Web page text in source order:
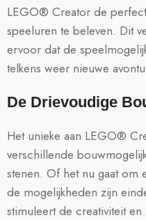
LEGO® Creator de
speeluren te beleven. Dit
ervoor dat de
telkens weer nieuwe
De Drievoudige
Het unieke aan LEGO®
verschillende
stenen. Of het nu gaat om
de mogelijkheden zijn
stimuleert de creativiteit